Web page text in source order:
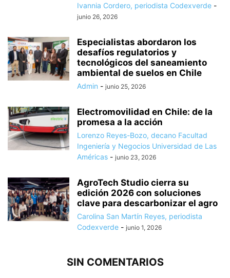
Ivannia Cordero, periodista Codexverde -
junio 26, 2026
Especialistas abordaron los
desafíos regulatorios y
tecnológicos del saneamiento
ambiental de suelos en Chile
Admin - junio 25, 2026
Electromovilidad en Chile: de la
promesa a la acción
Lorenzo Reyes-Bozo, decano Facultad
Ingeniería y Negocios Universidad de Las
Américas - junio 23, 2026
AgroTech Studio cierra su
edición 2026 con soluciones
clave para descarbonizar el agro
Carolina San Martín Reyes, periodista
Codexverde - junio 1, 2026
SIN COMENTARIOS